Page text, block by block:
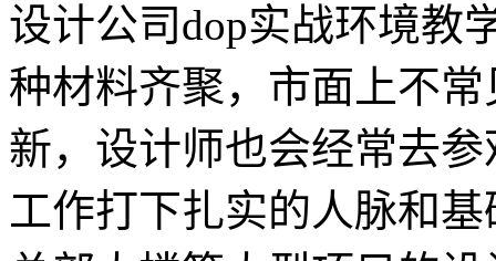
设计公司dop实战环境教
种材料齐聚，市面上不
新，设计师也会经常去
工作打下扎实的人脉和